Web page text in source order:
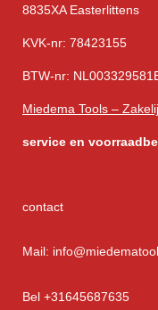
8835XA Easterlittens
KVK-nr: 78423155
BTW-nr:
Miedema Tools –
service en
contact
Mail:
Bel +31645687635